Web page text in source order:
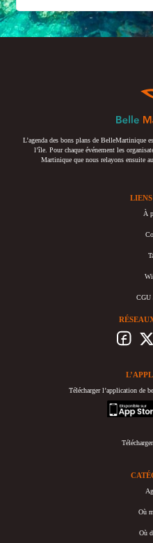
L’agenda des bons plans de BelleMartinique
l’île. Pour chaque événement les
Martinique que nous relayons ensuite
À
CGU
Télécharger l’application de
appstore
Où
Où